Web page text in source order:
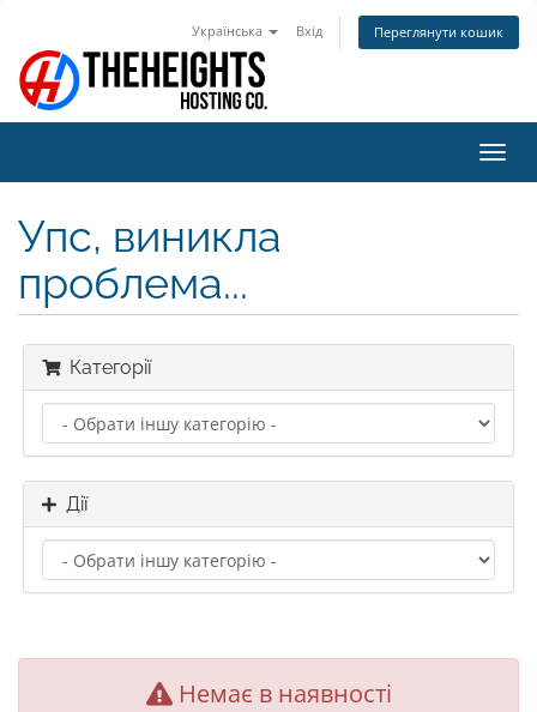
Українська Вхід Переглянути кошик
Упс, виникла
проблема...
Категорії
Дії
Немає в наявності